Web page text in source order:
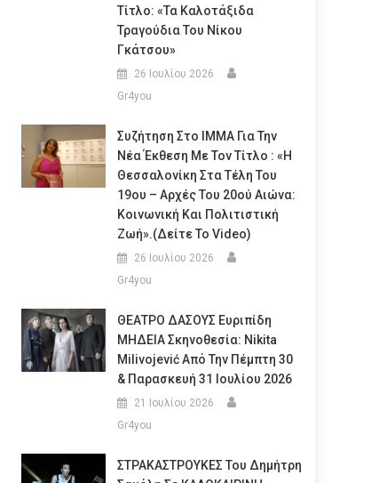
Τίτλο: «τα Καλοτάξιδα
Τραγούδια Του Νίκου
Γκάτσου»
26 Ιουλίου 2026
Gr4you
Συζήτηση Στο ΙΜΜΑ Για Την
Νέα Έκθεση Με Τον Τίτλο : «Η
Θεσσαλονίκη Στα Τέλη Του
19ου – Αρχές Του 20ού Αιώνα:
Κοινωνική Και Πολιτιστική
Ζωή».(Δείτε Το Video)
26 Ιουλίου 2026
Gr4you
ΘΕΑΤΡΟ ΔΑΣΟΥΣ Ευριπίδη
ΜΗΔΕΙΑ Σκηνοθεσία: Nikita
Milivojević Από Την Πέμπτη 30
& Παρασκευή 31 Ιουλίου 2026
21 Ιουλίου 2026
Gr4you
ΣΤΡΑΚΑΣΤΡΟΥΚΕΣ Του Δημήτρη